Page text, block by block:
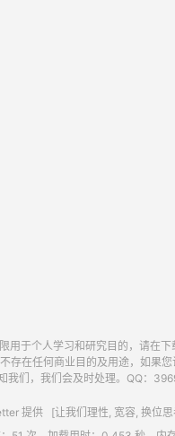
于个人学习和研究目的，请在
在任何商业目的及用途，如果
我们，我们会及时处理。QQ：
提供 [让我们理性, 宽容, 换位